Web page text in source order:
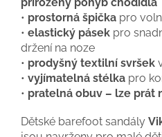
• prostorná špička pro
• elastický pásek pro
držení na noze
• prodyšný textilní svršek
• vyjímatelná stélka pro
• pratelná obuv – lze prát
Dětské barefoot sandály